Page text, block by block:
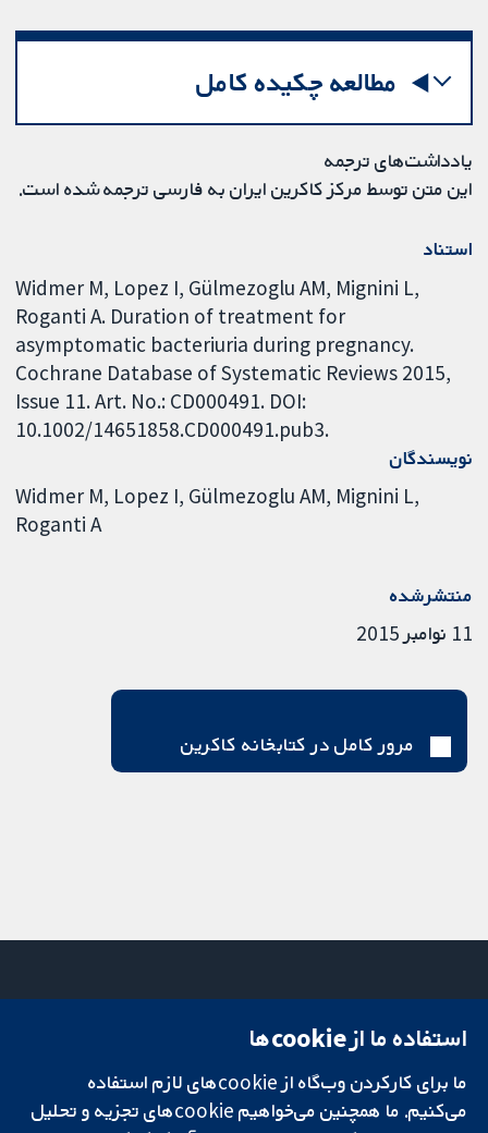
مطالعه چکیده کامل
یادداشت‌های ترجمه
این متن توسط مرکز کاکرین ایران به فارسی ترجمه شده است.
استناد
Widmer M, Lopez I, Gülmezoglu AM, Mignini L,
Roganti A. Duration of treatment for
asymptomatic bacteriuria during pregnancy.
Cochrane Database of Systematic Reviews 2015,
Issue 11. Art. No.: CD000491. DOI:
10.1002/14651858.CD000491.pub3.
نویسندگان
Widmer M Lopez I Gülmezoglu AM Mignini L
Roganti A
منتشرشده
11 نوامبر 2015
مرور کامل در کتابخانه کاکرین
تحقیقات قابل
اعتماد.
تصمیم‌گیری آگاهانه.
میدان کاوندیش
لندن
W1G 0AN
دفتر رسانه‌ای
درباره ما
استفاده ما از cookie‌ها
ما برای کارکردن وب‌گاه از cookie‌های لازم استفاده
می‌کنیم. ما همچنین می‌خواهیم cookie‌های تجزیه و تحلیل